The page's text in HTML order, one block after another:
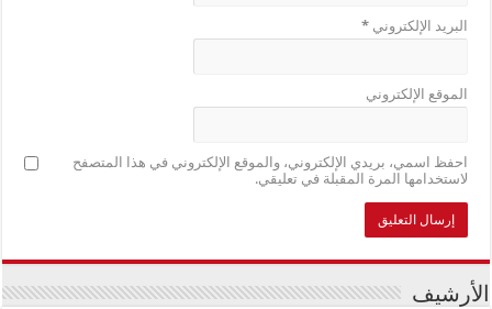
البريد الإلكتروني*
الموقع الإلكتروني
احفظ اسمي، بريدي الإلكتروني، والموقع الإلكتروني في هذا المتصفح
لاستخدامها المرة المقبلة في تعليقي.
الأرشيف